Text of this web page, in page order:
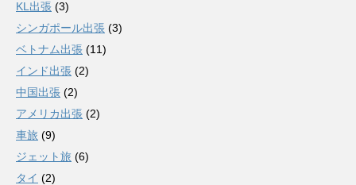
KL出張 (3)
シンガポール出張 (3)
ベトナム出張 (11)
インド出張 (2)
中国出張 (2)
アメリカ出張 (2)
車旅 (9)
ジェット旅 (6)
タイ (2)